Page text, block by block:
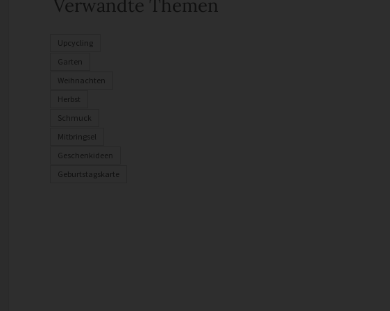
Verwandte Themen
Upcycling
Garten
Weihnachten
Herbst
Schmuck
Mitbringsel
Geschenkideen
Geburtstagskarte